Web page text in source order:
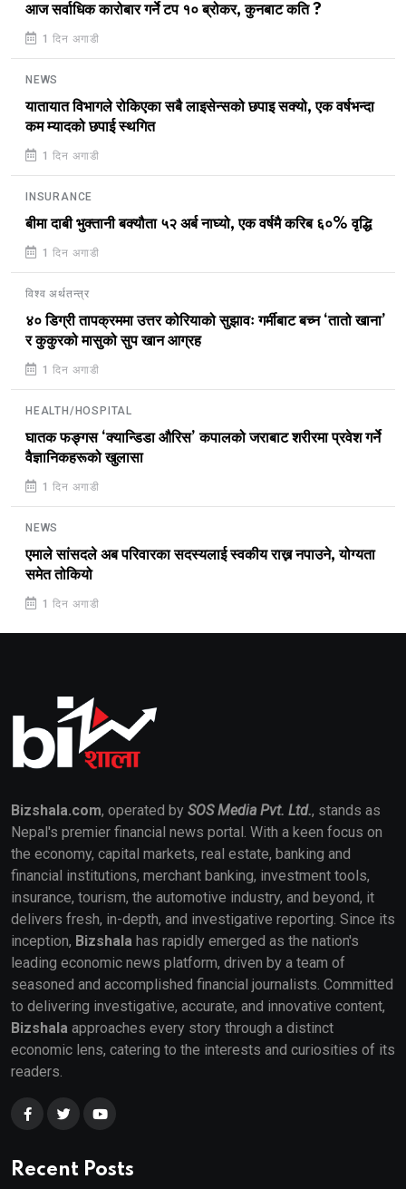
आज सर्वाधिक कारोबार गर्ने टप १० ब्रोकर, कुनबाट कति ?
1 दिन अगाडी
NEWS
यातायात विभागले रोकिएका सबै लाइसेन्सको छपाइ सक्यो, एक वर्षभन्दा
कम म्यादको छपाई स्थगित
1 दिन अगाडी
INSURANCE
बीमा दाबी भुक्तानी बक्यौता ५२ अर्ब नाघ्यो, एक वर्षमै करिब ६०% वृद्धि
1 दिन अगाडी
विश्व अर्थतन्त्र
४० डिग्री तापक्रममा उत्तर कोरियाको सुझावः गर्मीबाट बच्न ‘तातो खाना’
र कुकुरको मासुको सुप खान आग्रह
1 दिन अगाडी
HEALTH/HOSPITAL
घातक फङ्गस ‘क्यान्डिडा औरिस’ कपालको जराबाट शरीरमा प्रवेश गर्ने
वैज्ञानिकहरूको खुलासा
1 दिन अगाडी
NEWS
एमाले सांसदले अब परिवारका सदस्यलाई स्वकीय राख्न नपाउने, योग्यता
समेत तोकियो
1 दिन अगाडी
Bizshala.com, operated by SOS Media Pvt. Ltd., stands as
Nepal's premier financial news portal. With a keen focus on
the economy, capital markets, real estate, banking and
financial institutions, merchant banking, investment tools,
insurance, tourism, the automotive industry, and beyond, it
delivers fresh, in-depth, and investigative reporting. Since its
inception, Bizshala has rapidly emerged as the nation's
leading economic news platform, driven by a team of
seasoned and accomplished financial journalists. Committed
to delivering investigative, accurate, and innovative content,
Bizshala approaches every story through a distinct
economic lens, catering to the interests and curiosities of its
readers.
Recent Posts